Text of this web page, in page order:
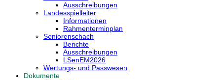
Ausschreibungen
Landesspielleiter
Informationen
Rahmenterminplan
Seniorenschach
Berichte
Ausschreibungen
LSenEM2026
Wertungs- und Passwesen
Dokumente